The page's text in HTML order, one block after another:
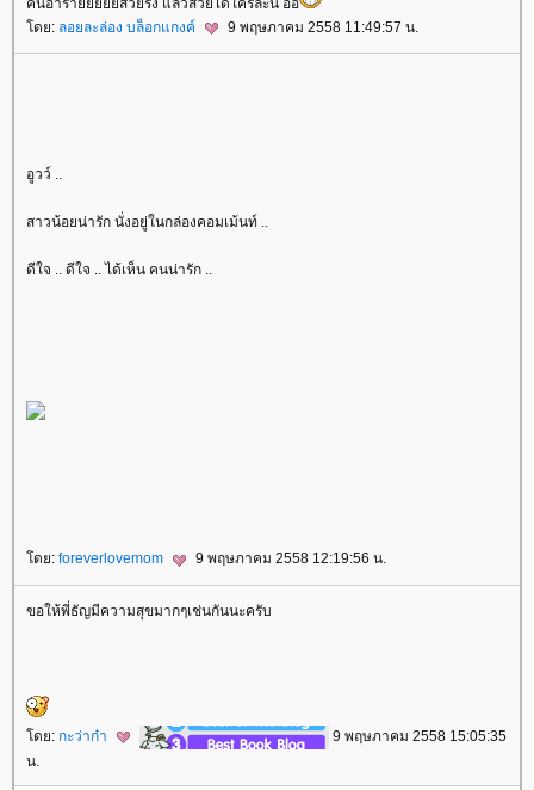
คนอาร๊ายยยยยสวยริง แล้วสวยได้ใครล่ะนี่ อิอิ
ดย: ลอยละล่อง บล็อกแกงค์ 9 พฤษภาคม 2558 11:49:57 น.
อูวว์ ..
สาวน้อยน่ารัก นั่งอยู่ในกล่องคอมเม้นท์ ..
ดีใจ .. ดีใจ .. ได้เห็น คนน่ารัก ..
ดย: foreverlovemom 9 พฤษภาคม 2558 12:19:56 น.
ขอให้พี่ธัญมีความสุขมากๆเช่นกันนะครับ
ดย: กะว่าก๋า
9 พฤษภาคม 2558 15:05:35
น.